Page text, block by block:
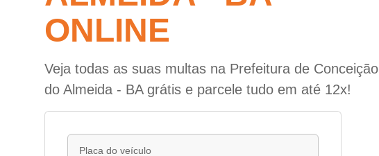
ONLINE
Veja todas as suas multas na Prefeitura de Conceição
do Almeida - BA grátis e parcele tudo em até 12x!